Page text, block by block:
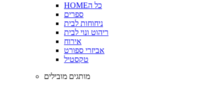
HOMEכל ה
ספרים
ניחוחות לבית
ריהוט ונוי לבית
אירוח
אביזרי ספורט
טקסטיל
מותגים מובילים